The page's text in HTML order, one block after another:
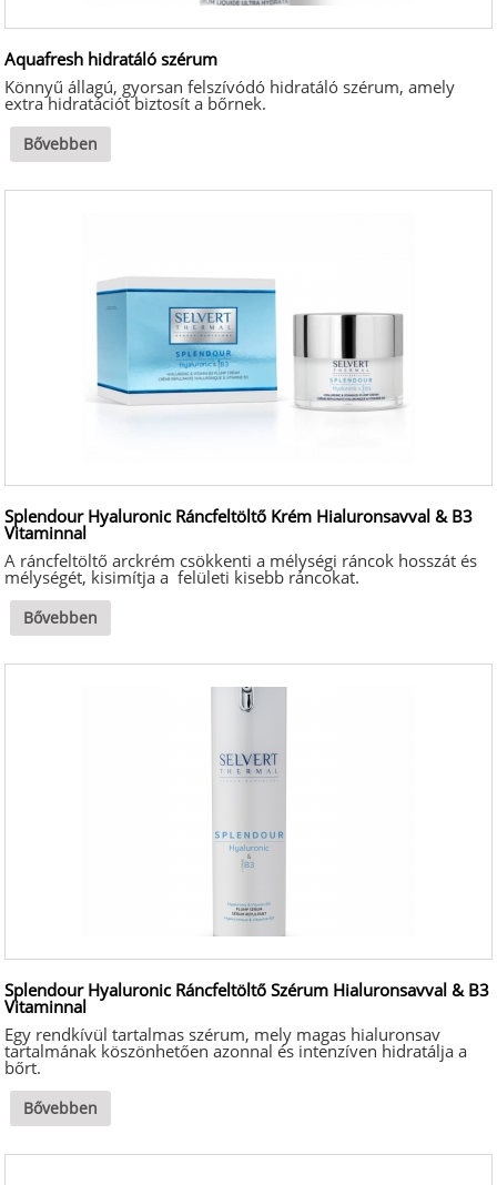
Aquafresh hidratáló szérum
Könnyű állagú, gyorsan felszívódó hidratáló szérum, amely
extra hidratációt biztosít a bőrnek.
Bővebben
Splendour Hyaluronic Ráncfeltöltő Krém Hialuronsavval & B3
Vitaminnal
A ráncfeltöltő arckrém csökkenti a mélységi ráncok hosszát és
mélységét, kisimítja a felületi kisebb ráncokat.
Bővebben
Splendour Hyaluronic Ráncfeltöltő Szérum Hialuronsavval & B3
Vitaminnal
Egy rendkívül tartalmas szérum, mely magas hialuronsav
tartalmának köszönhetően azonnal és intenzíven hidratálja a
bőrt.
Bővebben